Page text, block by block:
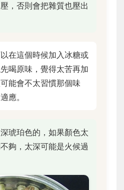
，否則會把雜質也壓出
在這個時候加入冰糖或
喝原味，覺得太苦再加
能會不太習慣那個味
應。
琥珀色的，如果顏色太
夠，太深可能是火候過